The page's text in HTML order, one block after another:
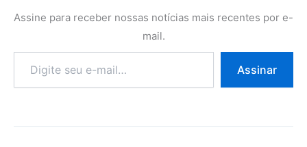
Assine para receber nossas notícias mais recentes por e-
mail.
e-
Assinar